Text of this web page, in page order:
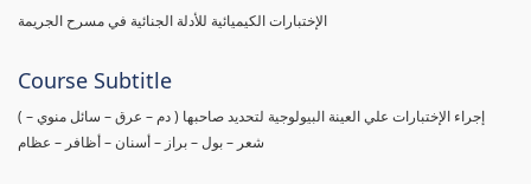
الإختبارات الكيميائية للأدلة الجنائية في مسرح الجريمة
Course Subtitle
( إجراء الإختبارات علي العينة البيولوجية لتحديد صاحبها ( دم – عرق – سائل منوي –
شعر – بول – براز – أسنان – أظافر – عظام